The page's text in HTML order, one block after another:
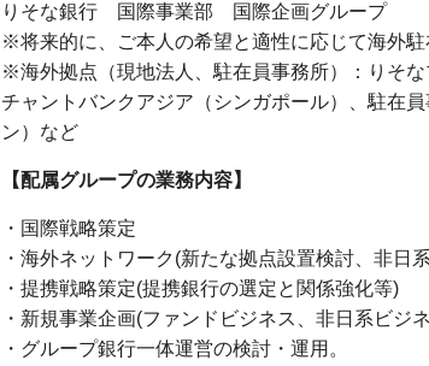
りそな銀行 国際事業部 国際企画グループ
※将来的に、ご本人の希望と適性に応じて海外駐
※海外拠点（現地法人、駐在員事務所）：りそ
チャントバンクアジア（シンガポール）、駐在
ン）など
【配属グループの業務内容】
・国際戦略策定
・海外ネットワーク(新たな拠点設置検討、非日
・提携戦略策定(提携銀行の選定と関係強化等)
・新規事業企画(ファンドビジネス、非日系ビジ
・グループ銀行一体運営の検討・運用。